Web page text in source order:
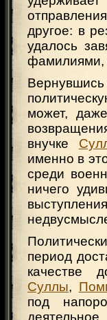
другое: в
удалось
фамилиями,
Вернувшись
может,
внучке
именно в
среди
ничего
период
качестве
Суллы,
под